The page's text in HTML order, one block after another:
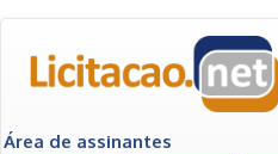
Área de assinantes